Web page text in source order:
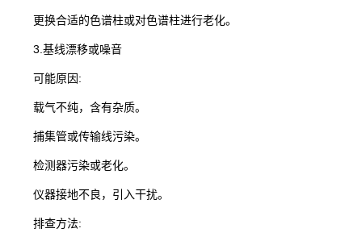
更换合适的色谱柱或对色谱柱进行老化。
3.基线漂移或噪音
可能原因:
载气不纯，含有杂质。
捕集管或传输线污染。
检测器污染或老化。
仪器接地不良，引入干扰。
排查方法: